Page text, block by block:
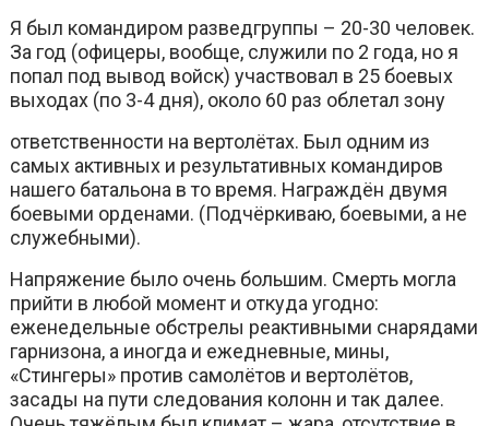
Я был командиром разведгруппы – 20-30 человек.
За год (офицеры, вообще, служили по 2 года, но я
попал под вывод войск) участвовал в 25 боевых
выходах (по 3-4 дня), около 60 раз облетал зону
ответственности на вертолётах. Был одним из
самых активных и результативных командиров
нашего батальона в то время. Награждён двумя
боевыми орденами. (Подчёркиваю, боевыми, а не
служебными).
Напряжение было очень большим. Смерть могла
прийти в любой момент и откуда угодно:
еженедельные обстрелы реактивными снарядами
гарнизона, а иногда и ежедневные, мины,
«Стингеры» против самолётов и вертолётов,
засады на пути следования колонн и так далее.